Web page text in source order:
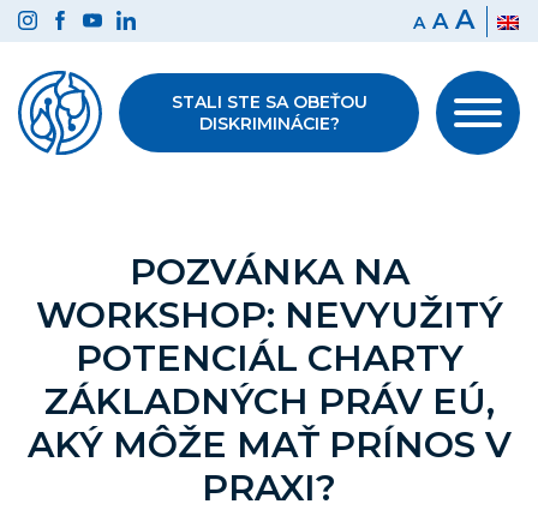
Preskočiť
na
obsah
A A A
STALI STE SA OBEŤOU
DISKRIMINÁCIE?
POZVÁNKA NA
WORKSHOP: NEVYUŽITÝ
POTENCIÁL CHARTY
ZÁKLADNÝCH PRÁV EÚ,
AKÝ MÔŽE MAŤ PRÍNOS V
PRAXI?